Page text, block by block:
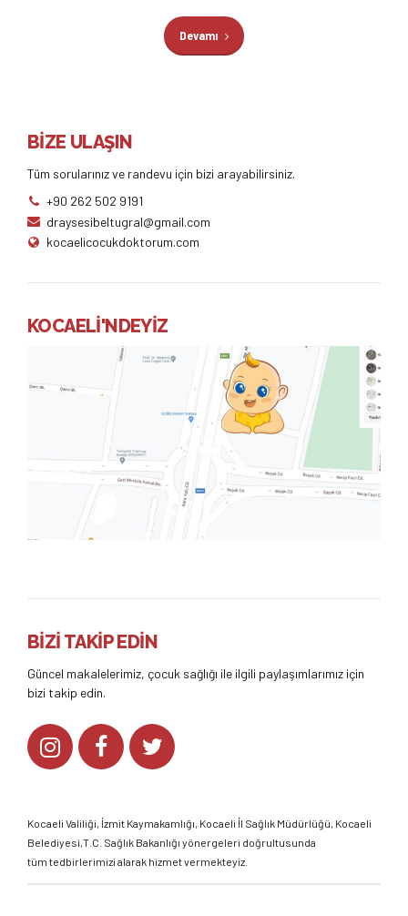
Devamı
BİZE ULAŞIN
Tüm sorularınız ve randevu için bizi arayabilirsiniz.
+90 262 502 9191
draysesibeltugral@gmail.com
kocaelicocukdoktorum.com
KOCAELİ'NDEYİZ
BİZİ TAKİP EDİN
Güncel makalelerimiz, çocuk sağlığı ile ilgili paylaşımlarımız için
bizi takip edin.
Kocaeli Valiliği, İzmit Kaymakamlığı, Kocaeli İl Sağlık Müdürlüğü, Kocaeli
Belediyesi,T.C. Sağlık Bakanlığı yönergeleri doğrultusunda
tüm tedbirlerimizi alarak hizmet vermekteyiz.